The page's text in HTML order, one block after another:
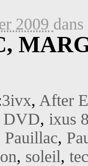
2009 dans
3ivx, After
DVD, ixus
Pauillac,
, soleil,